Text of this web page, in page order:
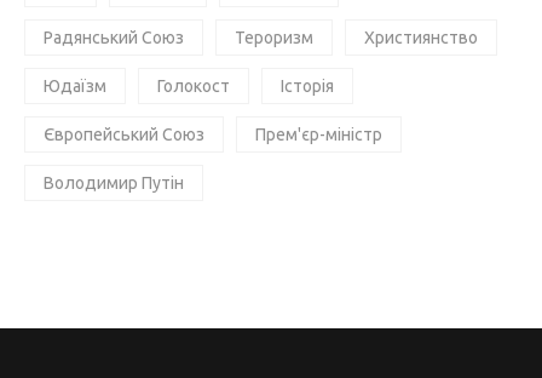
Радянський Союз Тероризм Християнство
Юдаїзм Голокост Історія
Європейський Союз Прем'єр-міністр
Володимир Путін